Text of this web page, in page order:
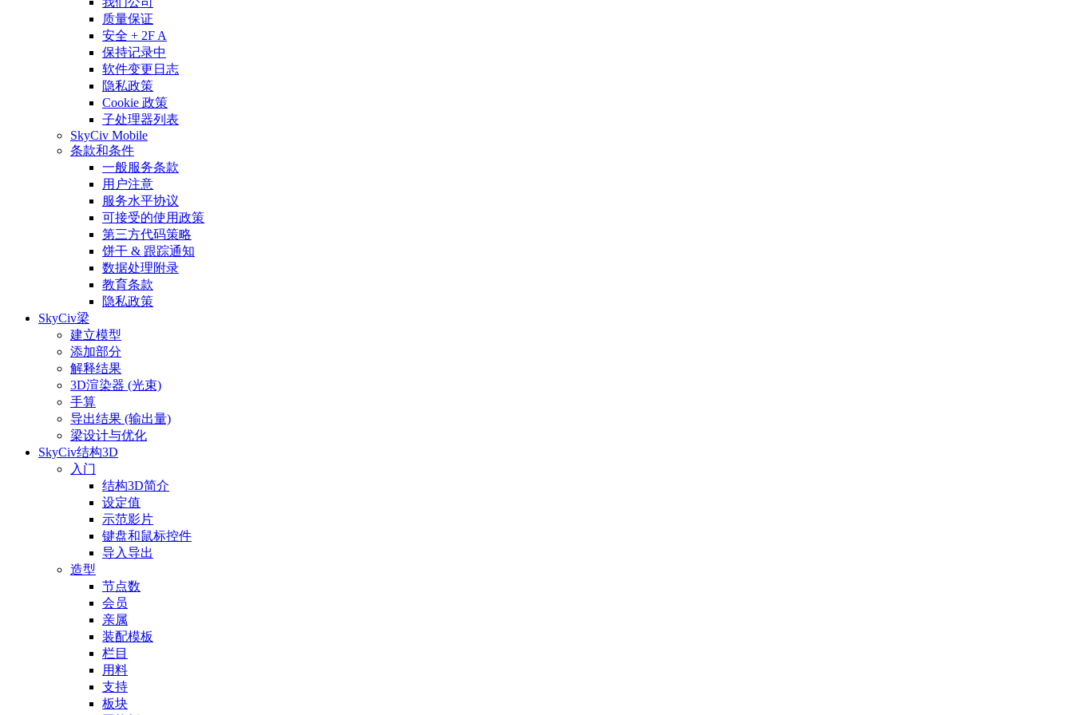
质量保证
安全 + 2F A
保持记录中
软件变更日志
隐私政策
Cookie 政策
子处理器列表
SkyCiv Mobile
条款和条件
一般服务条款
用户注意
服务水平协议
可接受的使用政策
第三方代码策略
饼干 & 跟踪通知
数据处理附录
教育条款
隐私政策
SkyCiv梁
建立模型
添加部分
解释结果
3D渲染器 (光束)
手算
导出结果 (输出量)
梁设计与优化
SkyCiv结构3D
入门
结构3D简介
设定值
示范影片
键盘和鼠标控件
导入导出
造型
节点数
会员
亲属
装配模板
栏目
用料
支持
板块